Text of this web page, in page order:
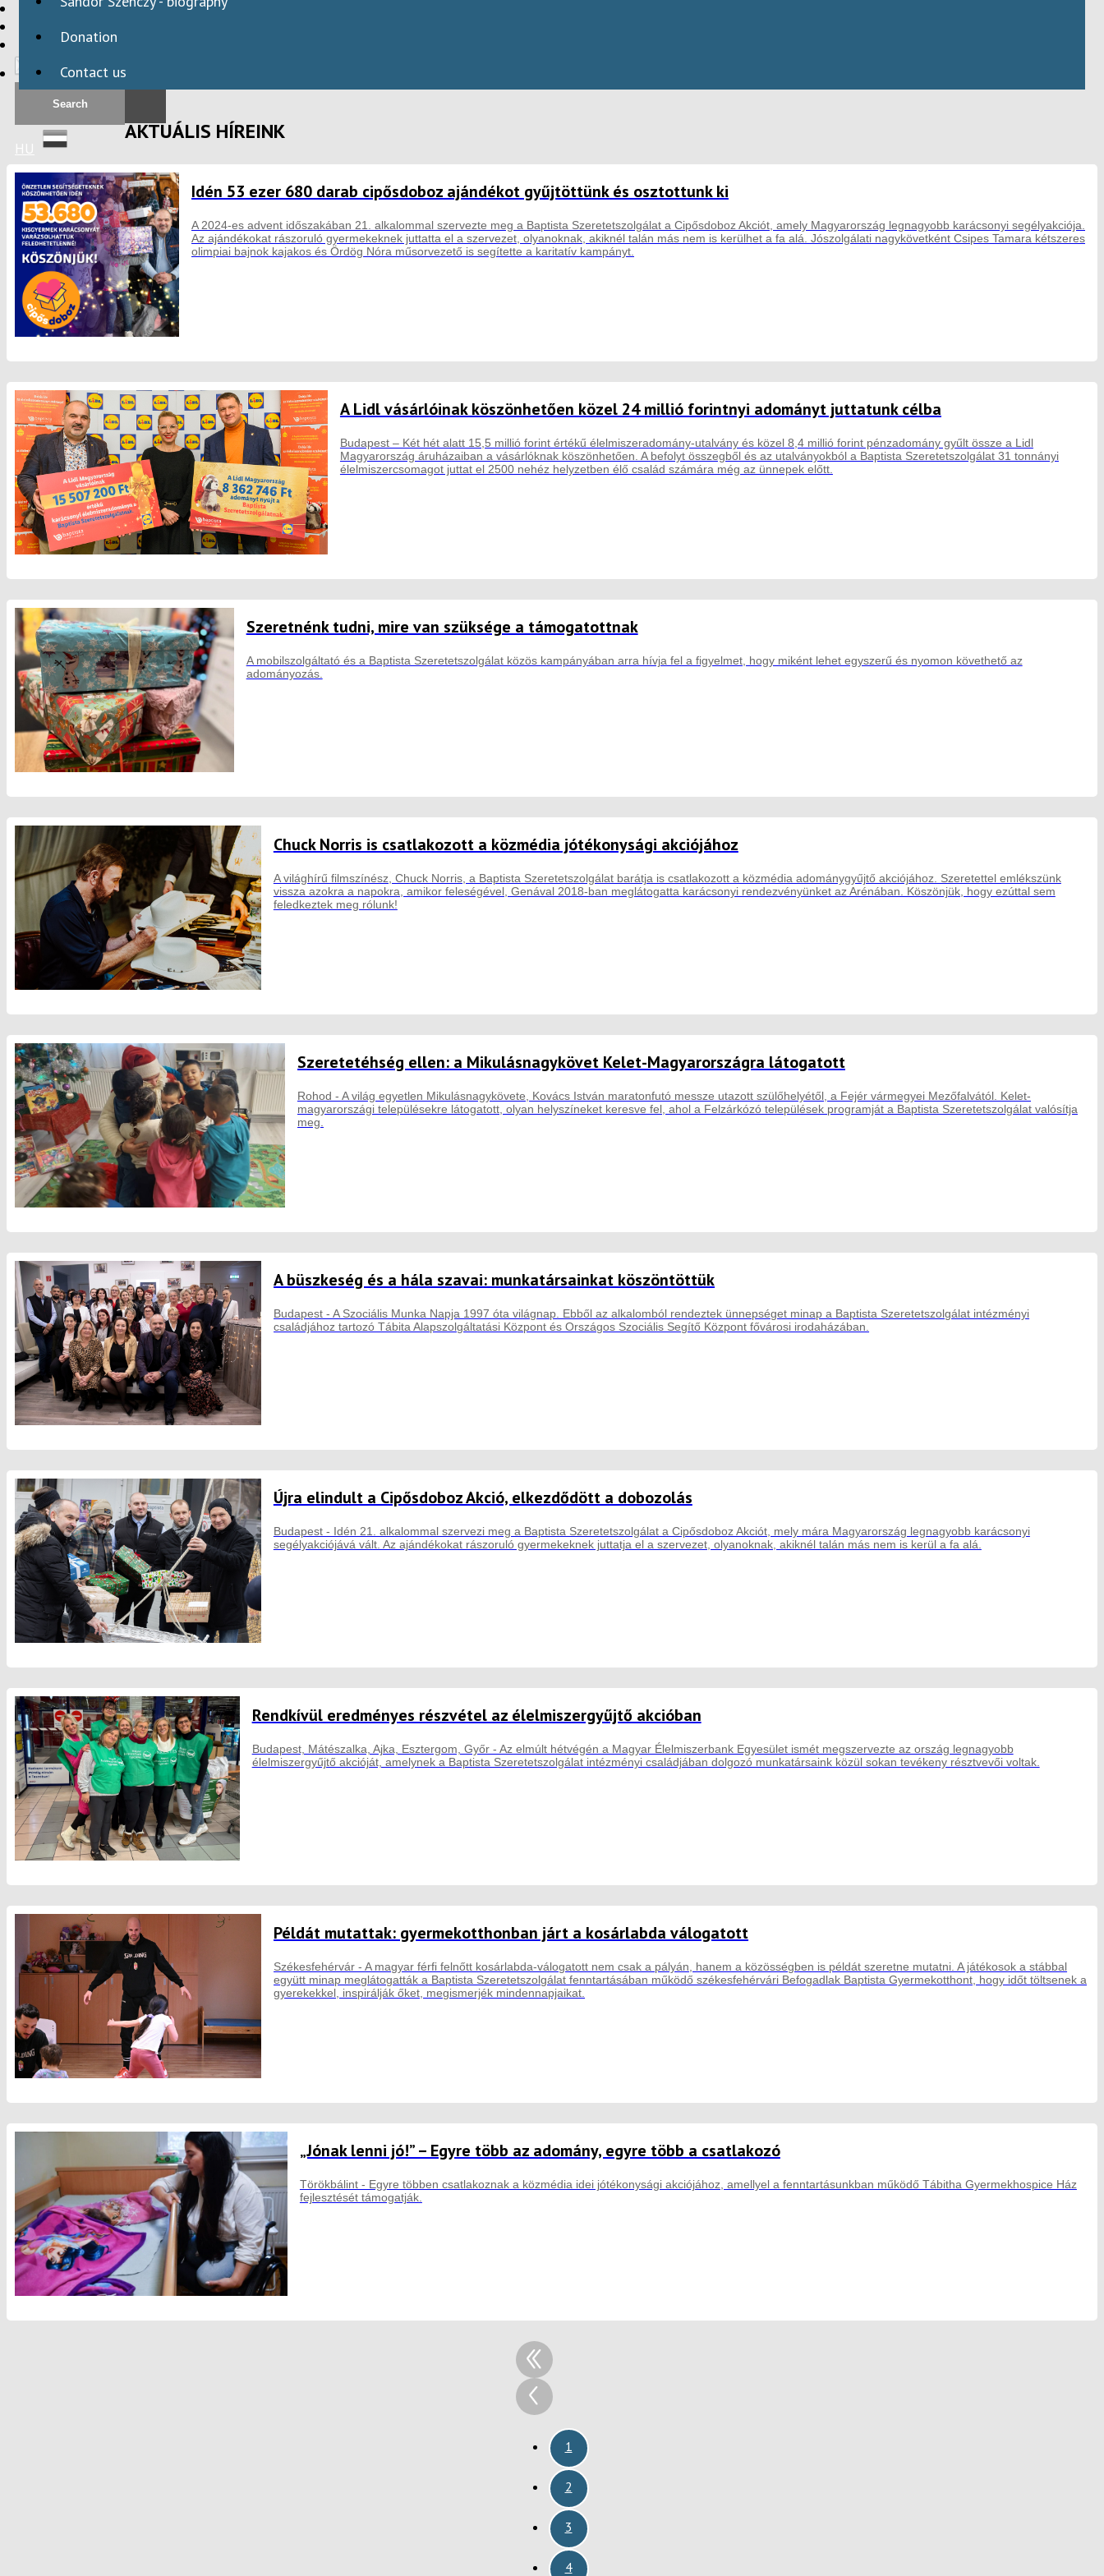
HBAID
INTERNATIONAL PROGRAMS
HU
Donation
Contact us
AKTUÁLIS HÍREINK
Idén 53 ezer 680 darab cipősdoboz ajándékot gyűjtöttünk és osztottunk ki
A 2024-es advent időszakában 21. alkalommal szervezte meg a Baptista Szeretetszolgálat a Cipősdoboz Akciót, amely Magyarország legnagyobb karácsonyi segélyakciója.
Az ajándékokat rászoruló gyermekeknek juttatta el a szervezet, olyanoknak, akiknél talán más nem is kerülhet a fa alá. Jószolgálati nagykövetként Csipes Tamara kétszeres
olimpiai bajnok kajakos és Ördög Nóra műsorvezető is segítette a karitatív kampányt.
A Lidl vásárlóinak köszönhetően közel 24 millió forintnyi adományt juttatunk célba
Budapest – Két hét alatt 15,5 millió forint értékű élelmiszeradomány-utalvány és közel 8,4 millió forint pénzadomány gyűlt össze a Lidl
Magyarország áruházaiban a vásárlóknak köszönhetően. A befolyt összegből és az utalványokból a Baptista Szeretetszolgálat 31 tonnányi
élelmiszercsomagot juttat el 2500 nehéz helyzetben élő család számára még az ünnepek előtt.
Szeretnénk tudni, mire van szüksége a támogatottnak
A mobilszolgáltató és a Baptista Szeretetszolgálat közös kampányában arra hívja fel a figyelmet, hogy miként lehet egyszerű és nyomon követhető az
adományozás.
Chuck Norris is csatlakozott a közmédia jótékonysági akciójához
A világhírű filmszínész, Chuck Norris, a Baptista Szeretetszolgálat barátja is csatlakozott a közmédia adománygyűjtő akciójához. Szeretettel emlékszünk
vissza azokra a napokra, amikor feleségével, Genával 2018-ban meglátogatta karácsonyi rendezvényünket az Arénában. Köszönjük, hogy ezúttal sem
feledkeztek meg rólunk!
Szeretetéhség ellen: a Mikulásnagykövet Kelet-Magyarországra látogatott
Rohod - A világ egyetlen Mikulásnagykövete, Kovács István maratonfutó messze utazott szülőhelyétől, a Fejér vármegyei Mezőfalvától. Kelet-
magyarországi településekre látogatott, olyan helyszíneket keresve fel, ahol a Felzárkózó települések programját a Baptista Szeretetszolgálat valósítja
meg.
A büszkeség és a hála szavai: munkatársainkat köszöntöttük
Budapest - A Szociális Munka Napja 1997 óta világnap. Ebből az alkalomból rendeztek ünnepséget minap a Baptista Szeretetszolgálat intézményi
családjához tartozó Tábita Alapszolgáltatási Központ és Országos Szociális Segítő Központ fővárosi irodaházában.
Újra elindult a Cipősdoboz Akció, elkezdődött a dobozolás
Budapest - Idén 21. alkalommal szervezi meg a Baptista Szeretetszolgálat a Cipősdoboz Akciót, mely mára Magyarország legnagyobb karácsonyi
segélyakciójává vált. Az ajándékokat rászoruló gyermekeknek juttatja el a szervezet, olyanoknak, akiknél talán más nem is kerül a fa alá.
Rendkívül eredményes részvétel az élelmiszergyűjtő akcióban
Budapest, Mátészalka, Ajka, Esztergom, Győr - Az elmúlt hétvégén a Magyar Élelmiszerbank Egyesület ismét megszervezte az ország legnagyobb
élelmiszergyűjtő akcióját, amelynek a Baptista Szeretetszolgálat intézményi családjában dolgozó munkatársaink közül sokan tevékeny résztvevői voltak.
Példát mutattak: gyermekotthonban járt a kosárlabda válogatott
Székesfehérvár - A magyar férfi felnőtt kosárlabda-válogatott nem csak a pályán, hanem a közösségben is példát szeretne mutatni. A játékosok a stábbal
együtt minap meglátogatták a Baptista Szeretetszolgálat fenntartásában működő székesfehérvári Befogadlak Baptista Gyermekotthont, hogy időt töltsenek a
gyerekekkel, inspirálják őket, megismerjék mindennapjaikat.
„Jónak lenni jó!” – Egyre több az adomány, egyre több a csatlakozó
Törökbálint - Egyre többen csatlakoznak a közmédia idei jótékonysági akciójához, amellyel a fenntartásunkban működő Tábitha Gyermekhospice Ház
fejlesztését támogatják.
1
2
3
4